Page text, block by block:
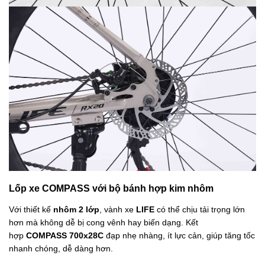
Lốp xe COMPASS với bộ bánh hợp kim nhôm
Với thiết kế nhôm 2 lớp, vành xe LIFE có thể chịu tải trọng lớn
hơn mà không dễ bị cong vênh hay biến dạng. Kết
hợp COMPASS 700x28C đạp nhẹ nhàng, ít lực cản, giúp tăng tốc
nhanh chóng, dễ dàng hơn.